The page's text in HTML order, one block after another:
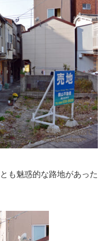
も魅惑的な路地があった